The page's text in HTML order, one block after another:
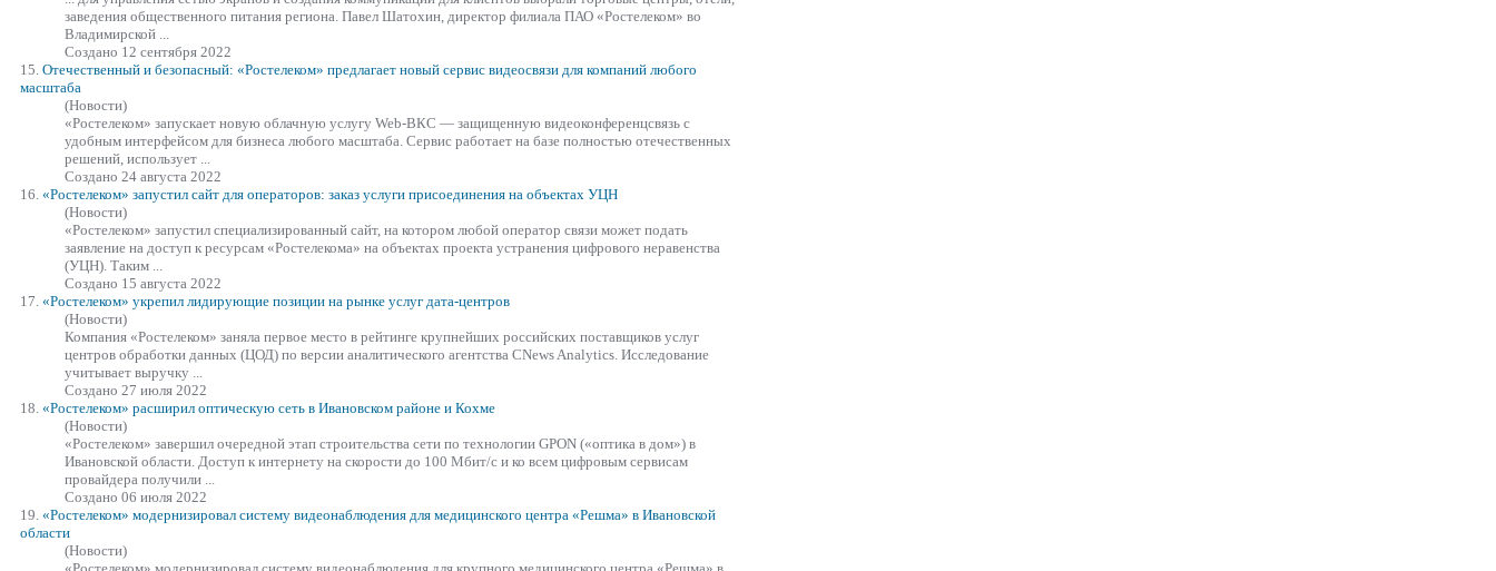
заведения общественного питания региона. Павел Шатохин, директор филиала ПАО «Ростелеком» во
Владимирской ...
Создано 12 сентября 2022
15. Отечественный и безопасный: «Ростелеком» предлагает новый сервис видеосвязи для компаний любого
масштаба
(Новости)
«Ростелеком» запускает новую облачную услугу Web-ВКС — защищенную видеоконференцсвязь с
удобным интерфейсом для бизнеса любого масштаба. Сервис работает на базе полностью отечественных
решений, использует ...
Создано 24 августа 2022
16. «Ростелеком» запустил сайт для операторов: заказ услуги присоединения на объектах УЦН
(Новости)
«Ростелеком» запустил специализированный сайт, на котором любой оператор связи может подать
заявление на доступ к ресурсам «Ростелекома» на объектах проекта устранения цифрового неравенства
(УЦН). Таким ...
Создано 15 августа 2022
17. «Ростелеком» укрепил лидирующие позиции на рынке услуг дата-центров
(Новости)
Компания «Ростелеком» заняла первое место в рейтинге крупнейших российских поставщиков услуг
центров обработки данных (ЦОД) по версии аналитического агентства CNews Analytics. Исследование
учитывает выручку ...
Создано 27 июля 2022
18. «Ростелеком» расширил оптическую сеть в Ивановском районе и Кохме
(Новости)
«Ростелеком» завершил очередной этап строительства сети по технологии GPON («оптика в дом») в
Ивановской области. Доступ к интернету на скорости до 100 Мбит/с и ко всем цифровым сервисам
провайдера получили ...
Создано 06 июля 2022
19. «Ростелеком» модернизировал систему видеонаблюдения для медицинского центра «Решма» в Ивановской
области
(Новости)